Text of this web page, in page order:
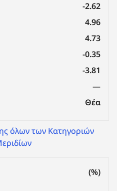
-2.62
4.96
4.73
-0.35
-3.81
—
Θέα
όλων των Κατηγοριών
(%)